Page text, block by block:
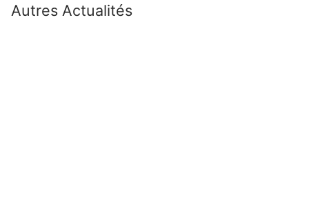
Autres Actualités